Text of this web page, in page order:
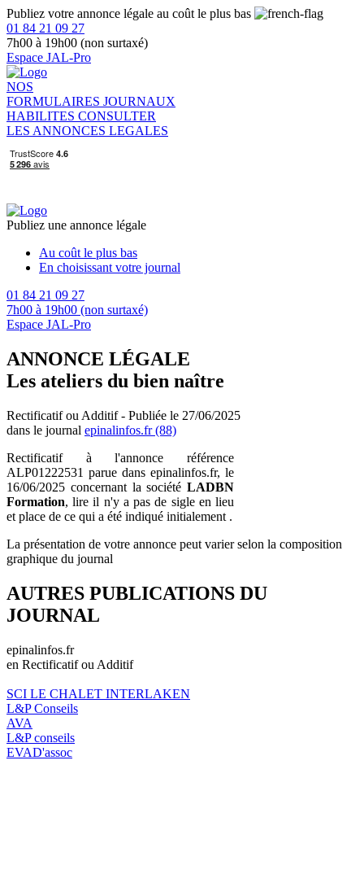
Publiez votre annonce légale au coût le plus bas
01 84 21 09 27
7h00 à 19h00 (non surtaxé)
Espace JAL-Pro
NOS
FORMULAIRES JOURNAUX
HABILITES CONSULTER
LES ANNONCES LEGALES
Publiez une annonce légale
Au coût le plus bas
En choisissant votre journal
01 84 21 09 27
7h00 à 19h00 (non surtaxé)
Espace JAL-Pro
ANNONCE LÉGALE
Les ateliers du bien naître
Rectificatif ou Additif - Publiée le 27/06/2025
dans le journal epinalinfos.fr (88)
Rectificatif à l'annonce référence
ALP01222531 parue dans epinalinfos.fr, le
16/06/2025 concernant la société LADBN
Formation, lire il n'y a pas de sigle en lieu
et place de ce qui a été indiqué initialement .
La présentation de votre annonce peut varier selon la composition
graphique du journal
AUTRES PUBLICATIONS DU
JOURNAL
epinalinfos.fr
en Rectificatif ou Additif
SCI LE CHALET INTERLAKEN
L&P Conseils
AVA
L&P conseils
EVAD'assoc